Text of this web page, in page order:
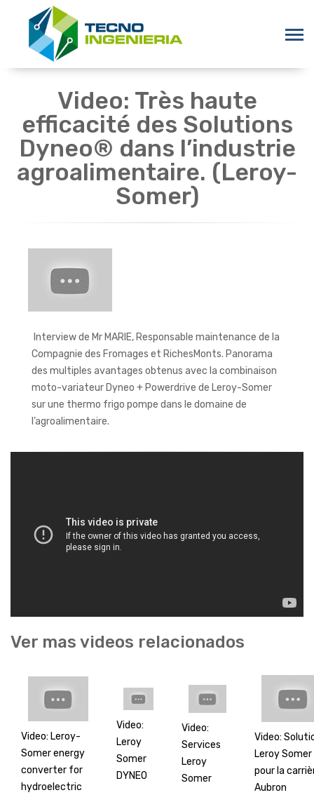
Video: Très haute
efficacité des Solutions
Dyneo® dans l’industrie
agroalimentaire. (Leroy-
Somer)
Interview de Mr MARIE, Responsable maintenance de la
Compagnie des Fromages et RichesMonts. Panorama
des multiples avantages obtenus avec la combinaison
moto-variateur Dyneo + Powerdrive de Leroy-Somer
sur une thermo frigo pompe dans le domaine de
l’agroalimentaire.
Ver mas videos relacionados
Video: Leroy-
Somer energy
converter for
hydroelectric
Video:
Leroy
Somer
DYNEO
Video:
Services
Leroy
Somer
Video:
Leroy Somer
pour la
Aubron